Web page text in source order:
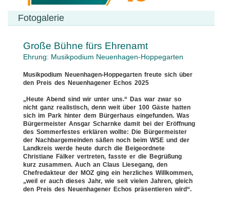
Fotogalerie
Große Bühne fürs Ehrenamt
Ehrung: Musikpodium Neuenhagen-Hoppegarten
Musikpodium Neuenhagen-Hoppegarten freute sich über
den Preis des Neuenhagener Echos 2025
„Heute Abend sind wir unter uns.“ Das war zwar so
nicht ganz realistisch, denn weit über 100 Gäste hatten
sich im Park hinter dem Bürgerhaus eingefunden. Was
Bürgermeister Ansgar Scharnke damit bei der Eröffnung
des Sommerfestes erklären wollte: Die Bürgermeister
der Nachbargemeinden säßen noch beim WSE und der
Landkreis werde heute durch die Beigeordnete
Christiane Fälker vertreten, fasste er die Begrüßung
kurz zusammen. Auch an Claus Liesegang, den
Chefredakteur der MOZ ging ein herzliches Willkommen,
„weil er auch dieses Jahr, wie seit vielen Jahren, gleich
den Preis des Neuenhagener Echos präsentieren wird“.